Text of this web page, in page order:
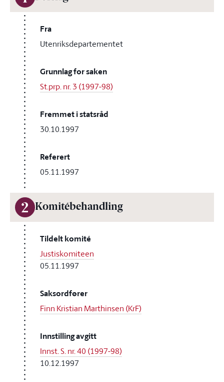
Fra
Utenriksdepartementet
Grunnlag for saken
St.prp. nr. 3 (1997-98)
Fremmet i statsråd
30.10.1997
Referert
05.11.1997
2 Komitébehandling
Tildelt komité
Justiskomiteen
05.11.1997
Saksordfører
Finn Kristian Marthinsen (KrF)
Innstilling avgitt
Innst. S. nr. 40 (1997-98)
10.12.1997